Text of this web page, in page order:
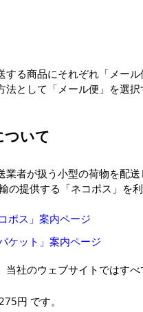
する商品にそれぞれ「メー
として「メール便」を選択
ついて
業者が扱う小型の荷物を配
の提供する「ネコポス」を利
ポス」案内ページ
ケット」案内ページ
当社のウェブサイトではす
円 です。